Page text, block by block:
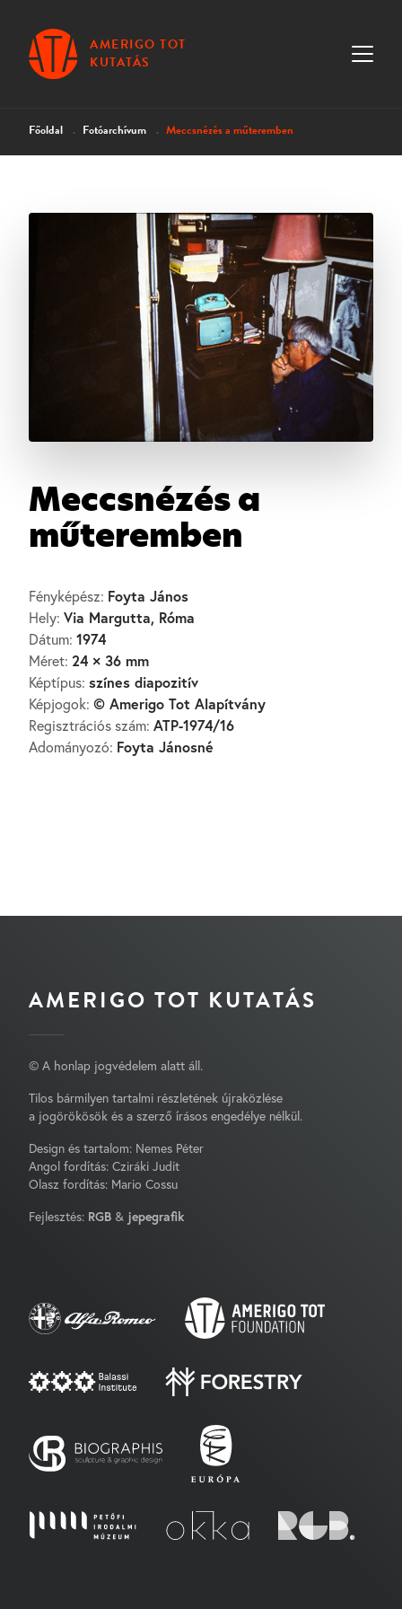
AMERIGO TOT
KUTATÁS
Főoldal Fotóarchívum Meccsnézés a műteremben
Meccsnézés a
műteremben
Fényképész: Foyta János
Hely: Via Margutta, Róma
Dátum: 1974
Méret: 24 × 36 mm
Képtípus: színes diapozitív
Képjogok: © Amerigo Tot Alapítvány
Regisztrációs szám: ATP-1974/16
Adományozó: Foyta Jánosné
AMERIGO TOT KUTATÁS
© A honlap jogvédelem alatt áll.
Tilos bármilyen tartalmi részletének újraközlése
a jogörökösök és a szerző írásos engedélye nélkül.
Design és tartalom: Nemes Péter
Angol fordítás: Cziráki Judit
Olasz fordítás: Mario Cossu
Fejlesztés: RGB & jepegrafik